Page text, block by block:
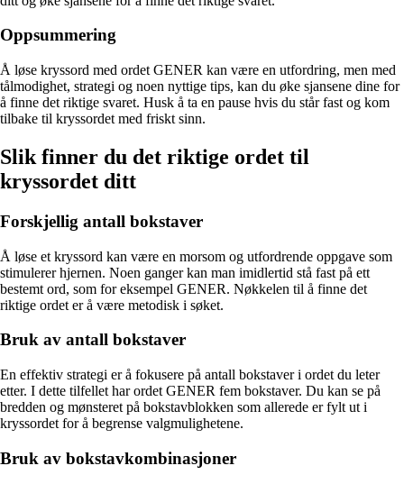
Oppsummering
Å løse kryssord med ordet GENER kan være en utfordring, men med
tålmodighet, strategi og noen nyttige tips, kan du øke sjansene dine for
å finne det riktige svaret. Husk å ta en pause hvis du står fast og kom
tilbake til kryssordet med friskt sinn.
Slik finner du det riktige ordet til
kryssordet ditt
Forskjellig antall bokstaver
Å løse et kryssord kan være en morsom og utfordrende oppgave som
stimulerer hjernen. Noen ganger kan man imidlertid stå fast på ett
bestemt ord, som for eksempel GENER. Nøkkelen til å finne det
riktige ordet er å være metodisk i søket.
Bruk av antall bokstaver
En effektiv strategi er å fokusere på antall bokstaver i ordet du leter
etter. I dette tilfellet har ordet GENER fem bokstaver. Du kan se på
bredden og mønsteret på bokstavblokken som allerede er fylt ut i
kryssordet for å begrense valgmulighetene.
Bruk av bokstavkombinasjoner